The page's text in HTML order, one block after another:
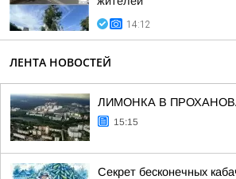
14:12
ЛЕНТА НОВОСТЕЙ
ЛИМОНКА В
15:15
Секрет бесконечных